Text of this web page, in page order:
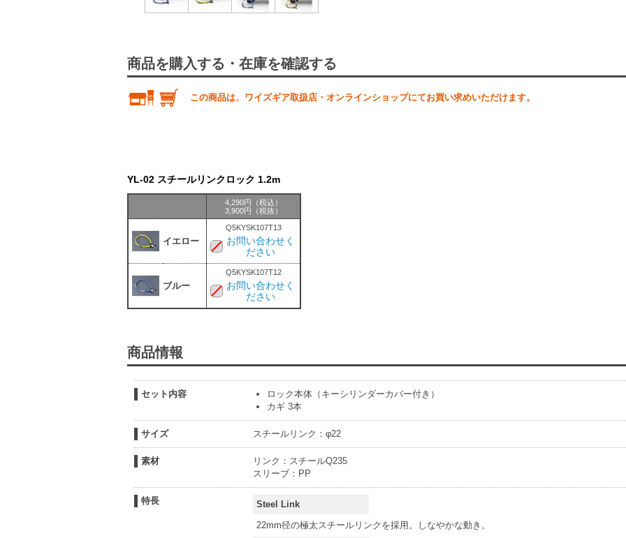
商品を購入する・在庫を確認する
この商品は、ワイズギア取扱店・オンラインショップにてお買い求めいただけます。
YL-02 スチールリンクロック 1.2m
4,290円（税込）
3,900円（税抜）
イエロー
Q5KYSK107T13
お問い合わせく
ださい
ブルー
Q5KYSK107T12
お問い合わせく
ださい
商品情報
セット内容
ロック本体（キーシリンダーカバー付き）
カギ 3本
サイズ スチールリンク：φ22
素材
リンク：スチールQ235
スリーブ：PP
特長
Steel Link
22mm径の極太スチールリンクを採用。しなやかな動き。